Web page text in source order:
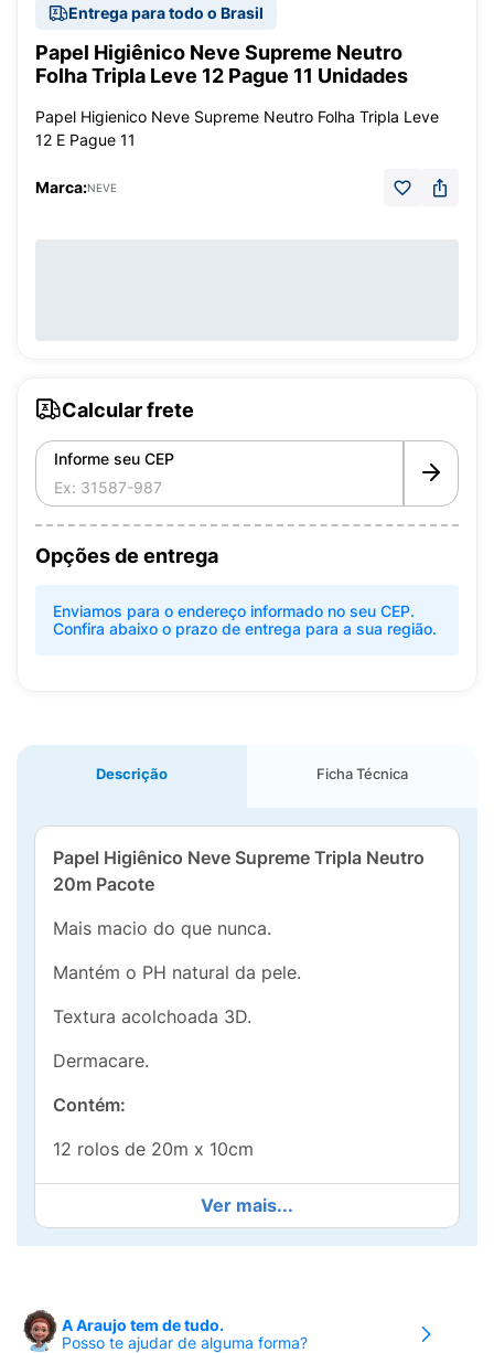
Entrega para todo o Brasil
Papel Higiênico Neve Supreme Neutro
Folha Tripla Leve 12 Pague 11 Unidades
Papel Higienico Neve Supreme Neutro Folha Tripla Leve
12 E Pague 11
Marca:NEVE
Calcular frete
Informe seu CEP
Opções de entrega
Enviamos para o endereço informado no seu CEP.
Confira abaixo o prazo de entrega para a sua região.
Descrição Ficha Técnica
Papel Higiênico Neve Supreme Tripla Neutro
20m Pacote
Mais macio do que nunca.
Mantém o PH natural da pele.
Textura acolchoada 3D.
Dermacare.
Contém:
12 rolos de 20m x 10cm
Ver mais...
A Araujo tem de tudo.
Posso te ajudar de alguma forma?